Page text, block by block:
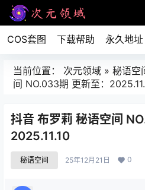
COS套图 下载帮助 永久地址
当前位置： 次元领域 » 秘语空
间 NO.033期 更新至：
抖音 布罗莉 秘语空间
2025.11.10
秘语空间 25年12月21日 0